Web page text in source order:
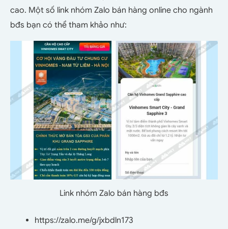
cao. Một số link nhóm Zalo bán hàng online cho ngành
bđs bạn có thể tham khảo như:
Link nhóm Zalo bán hàng bđs
https://zalo.me/g/jxbdln173